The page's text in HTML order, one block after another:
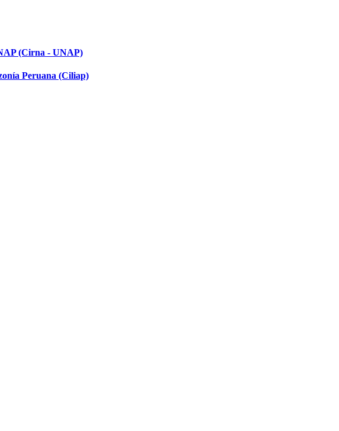
(Cirna - UNAP)
Peruana (Ciliap)